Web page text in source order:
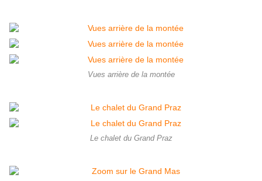
Vues arrière de la montée
Le chalet du Grand Praz